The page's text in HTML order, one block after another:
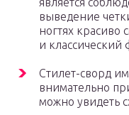
выведение
ногтях красиво
и классический
Стилет-сворд
внимательно
можно увидеть